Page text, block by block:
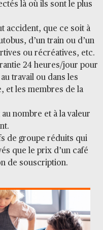
là où ils sont le plus
accident, que ce soit à
d’un train ou d’un
ou récréatives, etc.
24 heures/jour pour
travail ou dans les
et les membres de la
nombre et à la valeur
de groupe réduits qui
que le prix d’un café
de souscription.